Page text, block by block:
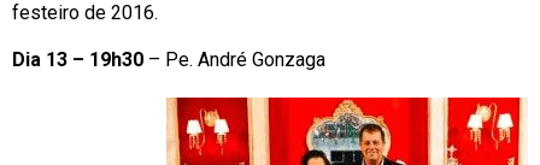
festeiro de 2016.
Dia 13 – 19h30 – Pe. André Gonzaga